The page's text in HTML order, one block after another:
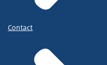
Contact